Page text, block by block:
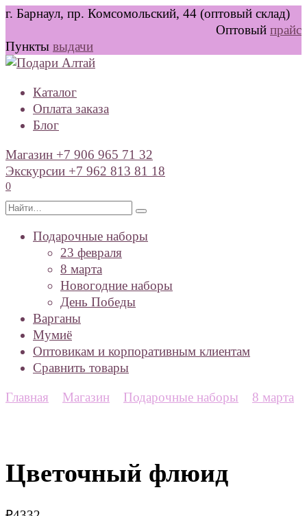
Перейти
содержанию
г. Барнаул, пр. Комсомольский, 44 (оптовый склад)
Оптовый прайс
Пункты выдачи
Каталог
Оплата заказа
Блог
Магазин +7 906 965 71 32
Экскурсии +7 962 813 81 18
0
Search
Подарочные наборы
23 февраля
8 марта
Новогодние наборы
День Победы
Варганы
Мумиё
Оптовикам и корпоративным клиентам
Сравнить товары
Главная Магазин Подарочные наборы 8 марта
Цветочный флюид